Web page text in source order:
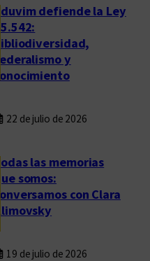
Eduvim defiende la Ley
25.542:
bibliodiversidad,
federalismo y
conocimiento
22 de julio de 2026
Todas las memorias
que somos:
conversamos con Clara
Klimovsky
19 de julio de 2026